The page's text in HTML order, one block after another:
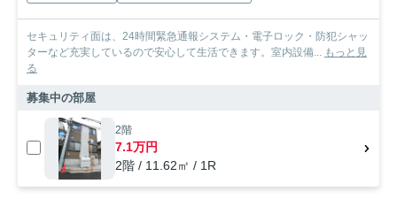
セキュリティ面は、24時間緊急通報システム・電子ロック・防犯シャッ
ターなど充実しているので安心して生活できます。室内設備... もっと見
る
募集中の部屋
2階
7.1万円
2階 / 11.62㎡ / 1R